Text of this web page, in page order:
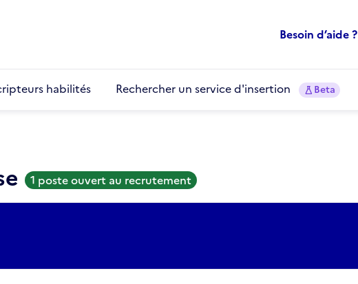
Besoin d’aide ?
habilités Rechercher un service d'insertion Beta
1 poste ouvert au recrutement